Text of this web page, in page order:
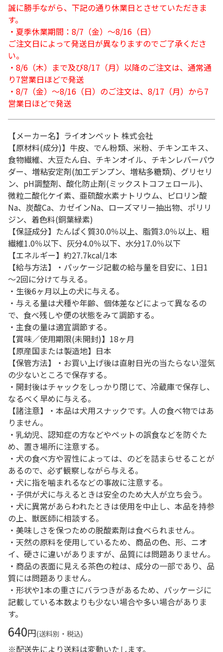
誠に勝手ながら、下記の通り休業日とさせていただきま
す。
・夏季休業期間：8/7（金）～8/16（日）
ご注文日によって発送日が異なりますのでご了承くださ
い。
・8/6（木）まで及び8/17（月）以降のご注文は、通常通
り7営業日ほどで発送
・8/7（金）～8/16（日）のご注文は、8/17（月）から7
営業日ほどで発送
【メーカー名】ライオンペット 株式会社
【原材料(成分)】牛皮、でん粉類、米粉、チキンエキス、
食物繊維、大豆たん白、チキンオイル、チキンレバーパウ
ダー、増粘安定剤(加工デンプン、増粘多糖類)、グリセリ
ン、pH調整剤、酸化防止剤(ミックストコフェロール)、
微粒二酸化ケイ素、亜硫酸水素ナトリウム、ピロリン酸
Na、炭酸Ca、カゼインNa、ローズマリー抽出物、ポリリ
ジン、着色料(銅葉緑素)
【保証成分】たんぱく質30.0％以上、脂質3.0％以上、粗
繊維1.0％以下、灰分4.0％以下、水分17.0％以下
【エネルギー】約27.7kcal/1本
【給与方法】・パッケージ記載の給与量を目安に、1日1
～2回に分けて与える。
・生後6ヶ月以上の犬に与える。
・与える量は犬種や年齢、個体差などによって異なるの
で、食べ残しや便の状態をみて調節する。
・主食の量は適宜調節する。
【賞味／使用期限(未開封)】18ヶ月
【原産国または製造地】日本
【保管方法】・お買い上げ後は直射日光の当たらない湿気
の少ないところで保存する。
・開封後はチャックをしっかり閉じて、冷蔵庫で保存し、
なるべく早めに与える。
【諸注意】・本品は犬用スナックです。人の食べ物ではあ
りません。
・乳幼児、認知症の方などやペットの誤食などを防ぐた
め、置き場所に注意する。
・犬の食べ方や習性によっては、のどを詰まらせることが
あるので、必ず観察しながら与える。
・犬に指を噛まれるなどの事故に注意する。
・子供が犬に与えるときは安全のため大人が立ち会う。
・犬に異常があらわれたときは使用を中止し、本品を持参
の上、獣医師に相談する。
・美味しさを保つための脱酸素剤は食べられません。
・天然の原料を使用しているため、商品の色、形、ニオ
イ、硬さに違いがありますが、品質には問題ありません。
・商品の表面に見える茶色の粒は、成分の一部であり、品
質には問題ありません。
・形状や1本の重さにバラつきがあるため、パッケージに
記載している本数よりも少ない場合や多い場合がありま
す。
640円(送料別・税込)
※配送先により送料は変動いたします。